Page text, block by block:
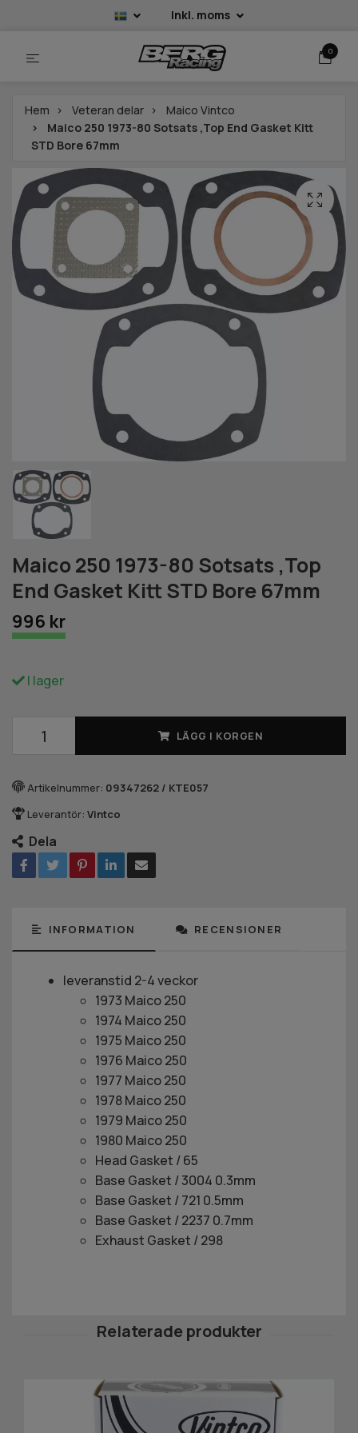
Inkl. moms
0
Hem Veteran delar
Maico Vintco
Maico 250 1973-80 Sotsats ,Top End Gasket Kitt
STD Bore 67mm
Maico 250 1973-80 Sotsats ,Top
End Gasket Kitt STD Bore 67mm
996 kr
I lager
LÄGG I KORGEN
Artikelnummer: 09347262 / KTE057
Leverantör: Vintco
Dela
INFORMATION RECENSIONER
leveranstid 2-4 veckor
1973 Maico 250
1974 Maico 250
1975 Maico 250
1976 Maico 250
1977 Maico 250
1978 Maico 250
1979 Maico 250
1980 Maico 250
Head Gasket / 65
Base Gasket / 3004 0.3mm
Base Gasket / 721 0.5mm
Base Gasket / 2237 0.7mm
Exhaust Gasket / 298